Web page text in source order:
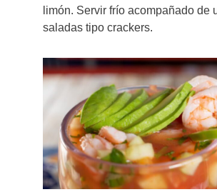
limón. Servir frío acompañado de
saladas tipo crackers.